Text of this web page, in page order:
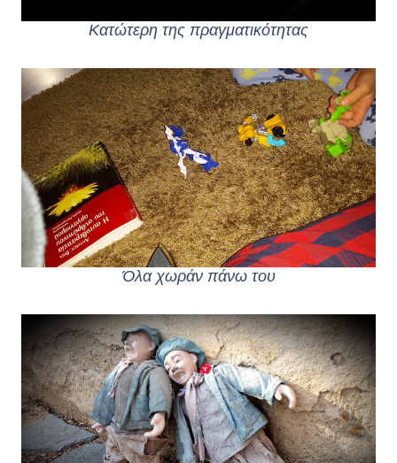
Κατώτερη της πραγματικότητας
Όλα χωράν πάνω του